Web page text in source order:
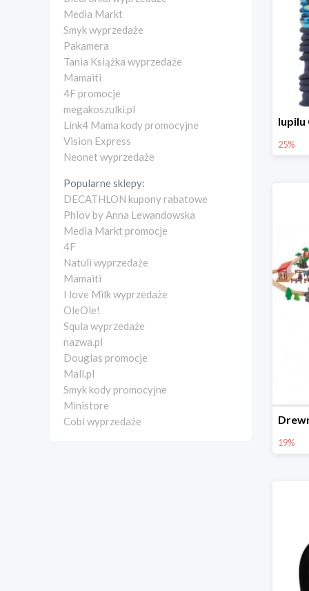
Media Markt
Smyk wyprzedaże
Pakamera
Tania Książka wyprzedaże
Mamaiti
4F promocje
megakoszulki.pl
Link4 Mama kody promocyjne
Vision Express
Neonet wyprzedaże
Popularne sklepy:
DECATHLON kupony rabatowe
Phlov by Anna Lewandowska
Media Markt promocje
4F
Natuli wyprzedaże
Mamaiti
I love Milk wyprzedaże
OleOle!
Squla wyprzedaże
nazwa.pl
Douglas promocje
Mall.pl
Smyk kody promocyjne
Ministore
Cobi wyprzedaże
25%
19%